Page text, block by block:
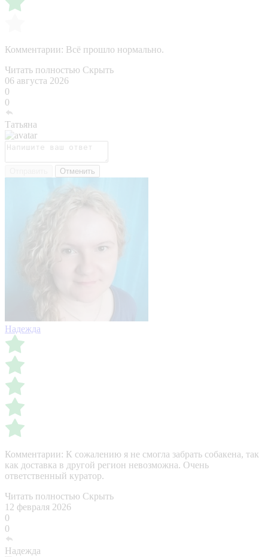
Комментарии: Всё прошло нормально.
Читать полностью Скрыть
06 августа 2026
0
0
Татьяна
Отменить
Надежда
Комментарии: К сожалению я не смогла забрать собакена, так
как доставка в другой регион невозможна. Очень
ответственный куратор.
Читать полностью Скрыть
12 февраля 2026
0
0
Надежда